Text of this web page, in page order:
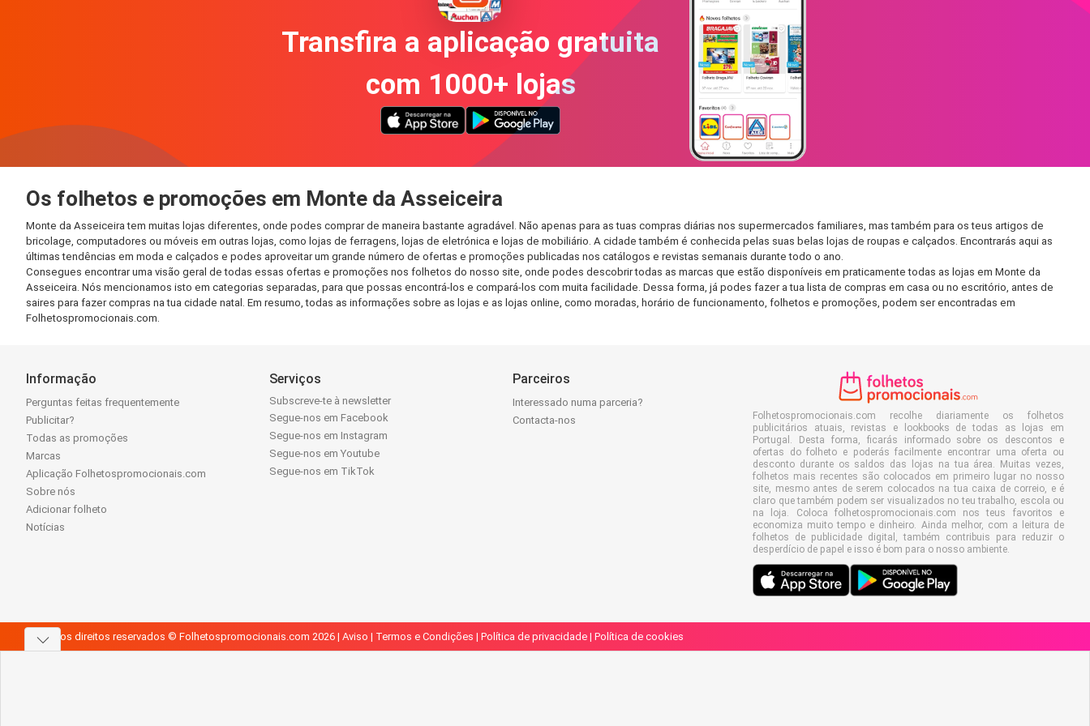
Transfira a aplicação gratuita
com 1000+ lojas
Os folhetos e promoções em Monte da Asseiceira
Monte da Asseiceira tem muitas lojas diferentes, onde podes comprar de maneira bastante agradável. Não apenas para as tuas compras diárias nos supermercados familiares, mas também para os teus artigos de
bricolage, computadores ou móveis em outras lojas, como lojas de ferragens, lojas de eletrónica e lojas de mobiliário. A cidade também é conhecida pelas suas belas lojas de roupas e calçados. Encontrarás aqui as
últimas tendências em moda e calçados e podes aproveitar um grande número de ofertas e promoções publicadas nos catálogos e revistas semanais durante todo o ano.
Consegues encontrar uma visão geral de todas essas ofertas e promoções nos folhetos do nosso site, onde podes descobrir todas as marcas que estão disponíveis em praticamente todas as lojas em Monte da
Asseiceira. Nós mencionamos isto em categorias separadas, para que possas encontrá-los e compará-los com muita facilidade. Dessa forma, já podes fazer a tua lista de compras em casa ou no escritório, antes de
saires para fazer compras na tua cidade natal. Em resumo, todas as informações sobre as lojas e as lojas online, como moradas, horário de funcionamento, folhetos e promoções, podem ser encontradas em
Folhetospromocionais.com.
Informação
Perguntas feitas frequentemente
Publicitar?
Todas as promoções
Marcas
Aplicação Folhetospromocionais.com
Sobre nós
Adicionar folheto
Notícias
Serviços
Subscreve-te à newsletter
Segue-nos em Facebook
Segue-nos em Instagram
Segue-nos em Youtube
Segue-nos em TikTok
Parceiros
Interessado numa parceria?
Contacta-nos
Folhetospromocionais.com recolhe diariamente os folhetos
publicitários atuais, revistas e lookbooks de todas as lojas em
Portugal. Desta forma, ficarás informado sobre os descontos e
ofertas do folheto e poderás facilmente encontrar uma oferta ou
desconto durante os saldos das lojas na tua área. Muitas vezes,
folhetos mais recentes são colocados em primeiro lugar no nosso
site, mesmo antes de serem colocados na tua caixa de correio, e é
claro que também podem ser visualizados no teu trabalho, escola ou
na loja. Coloca folhetospromocionais.com nos teus favoritos e
economiza muito tempo e dinheiro. Ainda melhor, com a leitura de
folhetos de publicidade digital, também contribuis para reduzir o
desperdício de papel e isso é bom para o nosso ambiente.
Todos os direitos reservados © Folhetospromocionais.com 2026 | Aviso | Termos e Condições | Política de privacidade | Política de cookies